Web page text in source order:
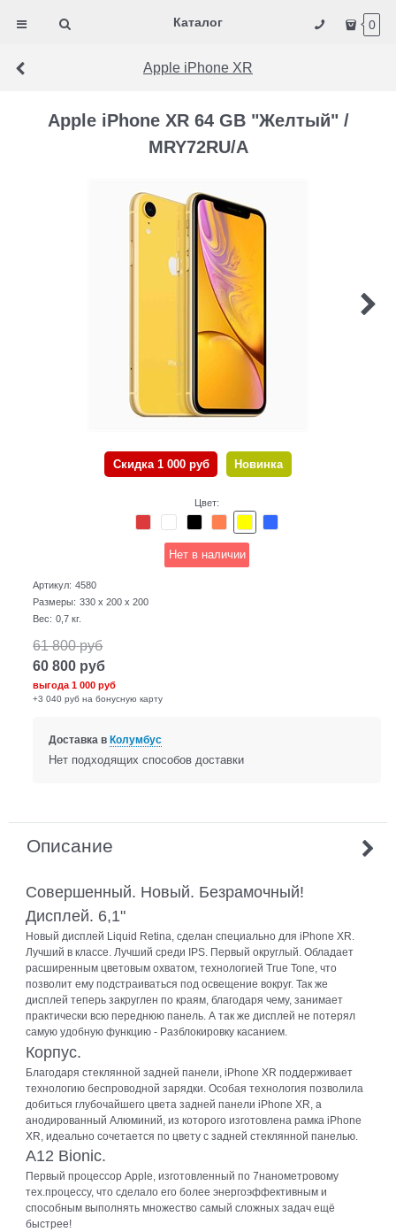
Каталог 0
Apple iPhone XR
Apple iPhone XR 64 GB "Желтый" /
MRY72RU/A
Скидка 1 000 руб Новинка
Цвет:
Нет в наличии
Артикул: 4580
Размеры: 330 x 200 x 200
Вес: 0,7 кг.
61 800 руб
60 800 руб
выгода1 000 руб
+3 040 руб на бонусную карту
Доставка в Колумбус
Нет подходящих способов доставки
Описание
Совершенный. Новый. Безрамочный!
Дисплей. 6,1"
Новый дисплей Liquid Retina, сделан специально для iPhone XR.
Лучший в классе. Лучший среди IPS. Первый округлый. Обладает
расширенным цветовым охватом, технологией True Tone, что
позволит ему подстраиваться под освещение вокруг. Так же
дисплей теперь закруглен по краям, благодаря чему, занимает
практически всю переднюю панель. А так же дисплей не потерял
самую удобную функцию - Разблокировку касанием.
Корпус.
Благодаря стеклянной задней панели, iPhone XR поддерживает
технологию беспроводной зарядки. Особая технология позволила
добиться глубочайшего цвета задней панели iPhone XR, а
анодированный Алюминий, из которого изготовлена рамка iPhone
XR, идеально сочетается по цвету с задней стеклянной панелью.
A12 Bionic.
Первый процессор Apple, изготовленный по 7нанометровому
тех.процессу, что сделало его более энергоэффективным и
способным выполнять множество самый сложных задач ещё
быстрее!